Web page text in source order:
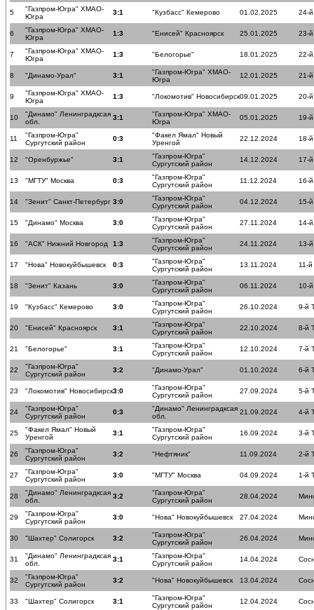
5
"Газпром-Югра" ХМАО-
Югра
3:1 "Кузбасс" Кемерово 01.02.2025 24-й
6
"Газпром-Югра" ХМАО-
Югра
1:3 "Енисей" Красноярск 25.01.2025 23-й
7
"Газпром-Югра" ХМАО-
Югра
1:3 "Белогорье" 18.01.2025 22-й
8 "Динамо-Урал" 3:1
"Газпром-Югра" ХМАО-
Югра
12.01.2025 21-й
9
"Газпром-Югра" ХМАО-
Югра
1:3 "Локомотив" Новосибирск09.01.2025 20-й
10
"Динамо" Ленинградксая
обл.
3:1
"Газпром-Югра" ХМАО-
Югра
05.01.2025 19-
11
"Газпром-Югра"
Сургутский район
0:3
"Факел Ямал" Новый
Уренгой
22.12.2024 18-
12 "Оренбуржье" 3:1
"Газпром-Югра"
Сургутский район
14.12.2024 17-
13 "МГТУ" Москва 0:3
"Газпром-Югра"
Сургутский район
11.12.2024 16-
14 "Зенит" Санкт-Петербург 3:0
"Газпром-Югра"
Сургутский район
04.12.2024 15-
15 "Динамо" Москва 3:0
"Газпром-Югра"
Сургутский район
27.11.2024 14-
16 "АСК" Нижний Новгород 1:3
"Газпром-Югра"
Сургутский район
24.11.2024 13-
17 "Нова" Новокуйбышевск 0:3
"Газпром-Югра"
Сургутский район
13.11.2024 11-й
18 "Зенит" Казань 3:0
"Газпром-Югра"
Сургутский район
06.11.2024 10-
19 "Кузбасс" Кемерово 3:0
"Газпром-Югра"
Сургутский район
26.10.2024 9-й
20 "Енисей" Красноярск 3:1
"Газпром-Югра"
Сургутский район
22.10.2024 8-й
21 "Белогорье" 3:1
"Газпром-Югра"
Сургутский район
12.10.2024 7-й
22
"Газпром-Югра"
Сургутский район
3:2 "Динамо-Урал" 01.10.2024 6-й
23 "Локомотив" Новосибирск3:0
"Газпром-Югра"
Сургутский район
27.09.2024 5-й
24
"Газпром-Югра"
Сургутский район
0:3
"Динамо" Ленинградксая
обл.
21.09.2024 4-й
25
"Факел Ямал" Новый
Уренгой
3:1
"Газпром-Югра"
Сургутский район
16.09.2024 3-й
26
"Газпром-Югра"
Сургутский район
3:2 "Нефтяник" 11.09.2024 2-й
27
"Газпром-Югра"
Сургутский район
3:0 "МГТУ" Москва 04.09.2024 1-й
28
"Динамо" Ленинградксая
обл.
3:2
"Газпром-Югра"
Сургутский район
28.04.2024
29
"Газпром-Югра"
Сургутский район
3:0 "Нова" Новокуйбышевск 27.04.2024
30 "Шахтер" Солигорск 3:2
"Газпром-Югра"
Сургутский район
26.04.2024
31
"Динамо" Ленинградксая
обл.
3:1
"Газпром-Югра"
Сургутский район
14.04.2024
32
"Газпром-Югра"
Сургутский район
3:2 "Нова" Новокуйбышевск 13.04.2024
33 "Шахтер" Солигорск 3:1
"Газпром-Югра"
Сургутский район
12.04.2024